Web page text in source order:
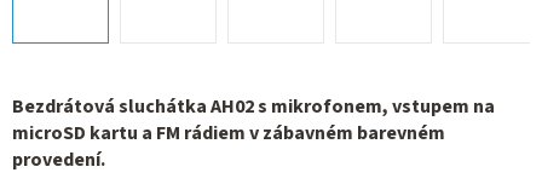
Bezdrátová sluchátka AH02 s mikrofonem, vstupem na
microSD kartu a FM rádiem v zábavném barevném
provedení.